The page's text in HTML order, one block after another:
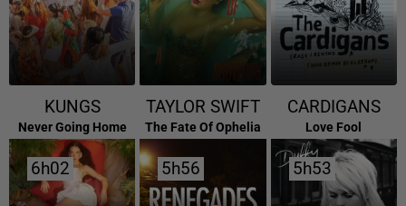
KUNGS
Never Going Home
TAYLOR SWIFT
The Fate Of Ophelia
CARDIGANS
Love Fool
6h02
6h02 5h56
5h56 5h53
5h53